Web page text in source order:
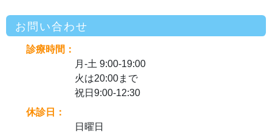
お問い合わせ
診療時間：
月-土 9:00-19:00
火は20:00まで
祝日9:00-12:30
休診日：
日曜日